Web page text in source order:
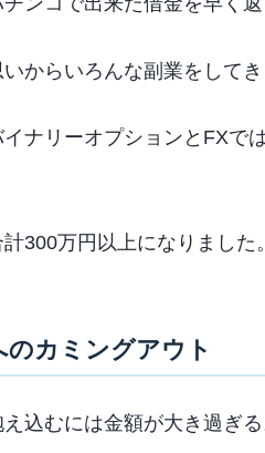
からいろんな副業をしてき
ナリーオプションとFXで
300万円以上になりました。
のカミングアウト
え込むには金額が大き過ぎる